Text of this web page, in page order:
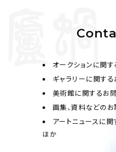
オークションに関
ギャラリーに関す
美術館に関するお
画集、資料などの
アートニュースに
ほか